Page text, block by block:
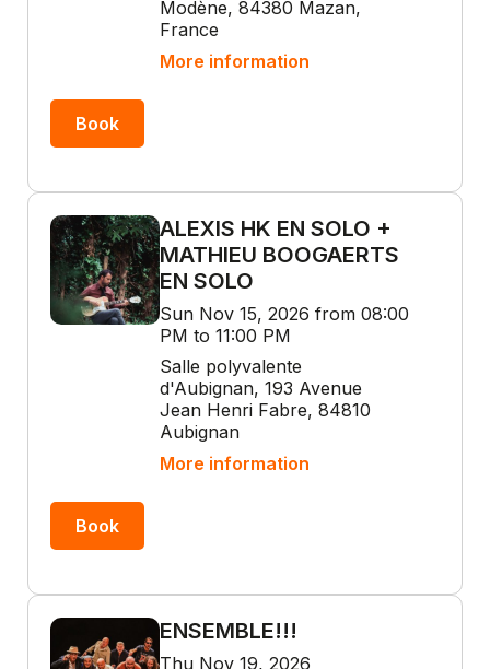
Modène, 84380 Mazan,
France
More information
Book
ALEXIS HK EN SOLO +
MATHIEU BOOGAERTS
EN SOLO
Sun Nov 15, 2026 from 08:00
PM to 11:00 PM
Salle polyvalente
d'Aubignan, 193 Avenue
Jean Henri Fabre, 84810
Aubignan
More information
Book
ENSEMBLE!!!
Thu Nov 19, 2026